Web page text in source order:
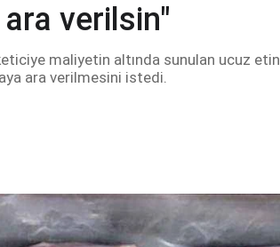
verilsin"
maliyetin altında sunulan ucuz etin
ara verilmesini istedi.